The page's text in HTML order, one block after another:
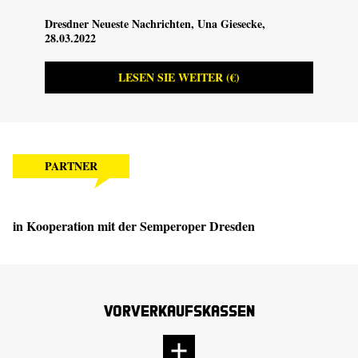
Dresdner Neueste Nachrichten, Una Giesecke,
28.03.2022
LESEN SIE WEITER (€)
PARTNER
in Kooperation mit derSemperoper Dresden
Vorverkaufskassen